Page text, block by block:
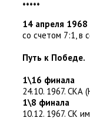
*****
14 апреля 1968
со счетом 7:1, в
Путь к Победе.
1\16 финала
24.10. 1967. СКА (
1\8 финала
10.12. 1967. СК